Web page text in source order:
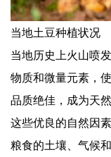
当地土豆种植状况
当地历史上火山喷
物质和微量元素，
品质绝佳，成为天然
这些优良的自然因
粮食的土壤、气候和